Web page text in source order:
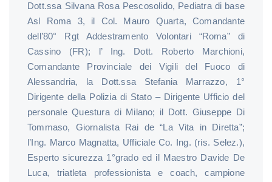
Dott.ssa Silvana Rosa Pescosolido, Pediatra di base
Asl Roma 3, il Col. Mauro Quarta, Comandante
dell’80° Rgt Addestramento Volontari “Roma” di
Cassino (FR); l’ Ing. Dott. Roberto Marchioni,
Comandante Provinciale dei Vigili del Fuoco di
Alessandria, la Dott.ssa Stefania Marrazzo, 1°
Dirigente della Polizia di Stato – Dirigente Ufficio del
personale Questura di Milano; il Dott. Giuseppe Di
Tommaso, Giornalista Rai de “La Vita in Diretta”;
l’Ing. Marco Magnatta, Ufficiale Co. Ing. (ris. Selez.),
Esperto sicurezza 1°grado ed il Maestro Davide De
Luca, triatleta professionista e coach, campione